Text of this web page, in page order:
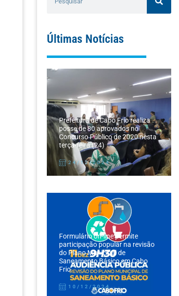
Últimas Notícias
Prefeitura de Cabo Frio realiza
posse de 80 aprovados no
Concurso Público de 2020 nesta
terça-feira (24)
24/12/2024
Formulário on-line permite
participação popular na revisão
do Plano Municipal de
Saneamento Básico em Cabo
Frio
10/12/2024